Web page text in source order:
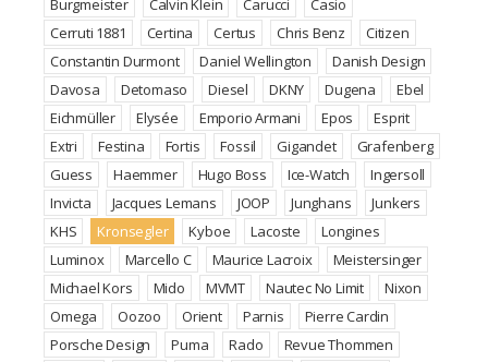
Burgmeister
Calvin Klein Carucci
Casio
Cerruti 1881
Certina Certus Chris Benz
Citizen
Constantin Durmont
Daniel Wellington
Danish Design
Davosa
Detomaso Diesel DKNY Dugena
Ebel
Eichmüller
Elysée Emporio Armani Epos
Esprit
Extri
Festina Fortis Fossil Gigandet
Grafenberg
Guess
Haemmer Hugo Boss Ice-Watch
Ingersoll
Invicta
Jacques Lemans JOOP Junghans
Junkers
KHS
Kronsegler Kyboe Lacoste
Longines
Luminox
Marcello C Maurice Lacroix
Meistersinger
Michael Kors
Mido MVMT Nautec No Limit
Nixon
Omega
Oozoo Orient Parnis
Pierre Cardin
Porsche Design
Puma Rado
Revue Thommen